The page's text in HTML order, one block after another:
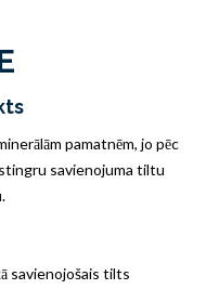
pamatnēm, jo ​​pēc
savienojuma tiltu
savienojošais tilts